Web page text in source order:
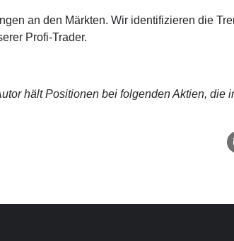
an den Märkten. Wir identifizieren die
Profi-Trader.
hält Positionen bei folgenden Aktien, die